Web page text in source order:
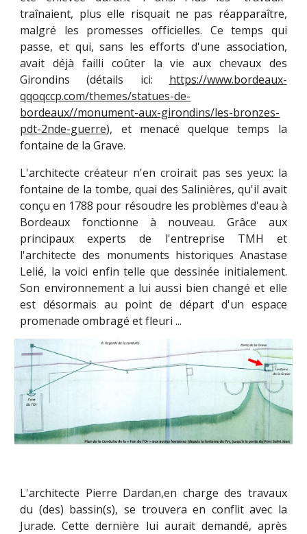
traînaient, plus elle risquait ne pas réapparaître,
malgré les promesses officielles. Ce temps qui
passe, et qui, sans les efforts d'une association,
avait déjà failli coûter la vie aux chevaux des
Girondins (détails ici: https://www.bordeaux-
qqoqccp.com/themes/statues-de-
bordeaux//monument-aux-girondins/les-bronzes-
pdt-2nde-guerre), et menacé quelque temps la
fontaine de la Grave.
L'architecte créateur n'en croirait pas ses yeux: la
fontaine de la tombe, quai des Salinières, qu'il avait
conçu en 1788 pour résoudre les problèmes d'eau à
Bordeaux fonctionne à nouveau. Grâce aux
principaux experts de l'entreprise TMH et
l'architecte des monuments historiques Anastase
Lelié, la voici enfin telle que dessinée initialement.
Son environnement a lui aussi bien changé et elle
est désormais au point de départ d'un espace
promenade ombragé et fleuri ...
L'architecte Pierre Dardan,en charge des travaux
du (des) bassin(s), se trouvera en conflit avec la
Jurade. Cette dernière lui aurait demandé, après